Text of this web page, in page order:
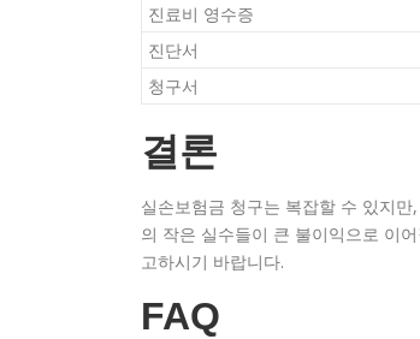
진료비 영수증
진단서
청구서
결론
실손보험금 청구는 복잡할 수 있지
의 작은 실수들이 큰 불이익으로 이
고하시기 바랍니다.
FAQ